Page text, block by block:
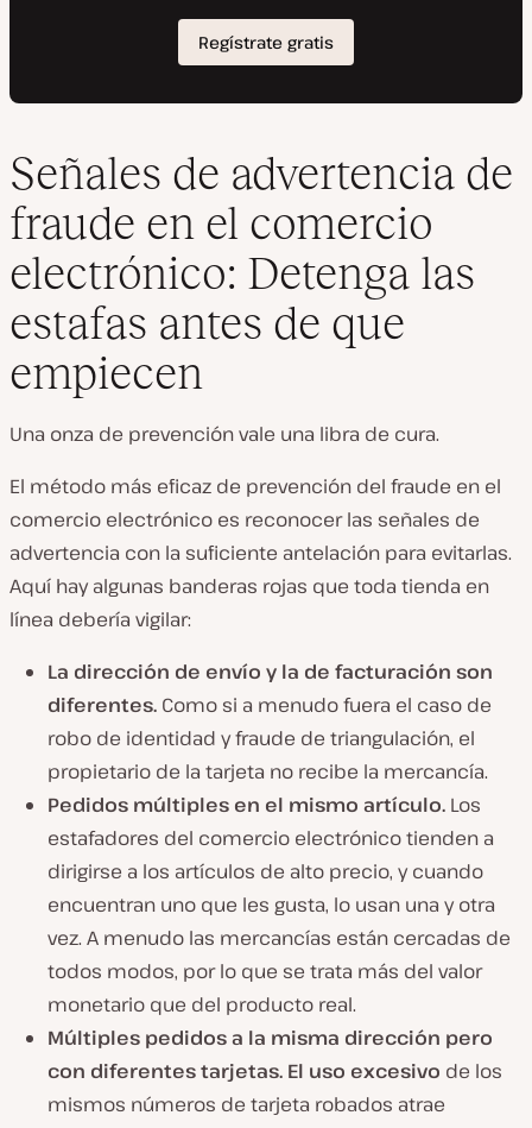
Señales de advertencia de
fraude en el comercio
electrónico: Detenga las
estafas antes de que
empiecen
Una onza de prevención vale una libra de cura.
El método más eficaz de prevención del fraude en el
comercio electrónico es reconocer las señales de
advertencia con la suficiente antelación para evitarlas.
Aquí hay algunas banderas rojas que toda tienda en
línea debería vigilar:
La dirección de envío y la de facturación son
diferentes. Como si a menudo fuera el caso de
robo de identidad y fraude de triangulación, el
propietario de la tarjeta no recibe la mercancía.
Pedidos múltiples en el mismo artículo. Los
estafadores del comercio electrónico tienden a
dirigirse a los artículos de alto precio, y cuando
encuentran uno que les gusta, lo usan una y otra
vez. A menudo las mercancías están cercadas de
todos modos, por lo que se trata más del valor
monetario que del producto real.
Múltiples pedidos a la misma dirección pero
con diferentes tarjetas. El uso excesivo de los
mismos números de tarjeta robados atrae